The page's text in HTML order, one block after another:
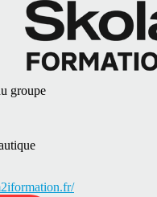
groupe